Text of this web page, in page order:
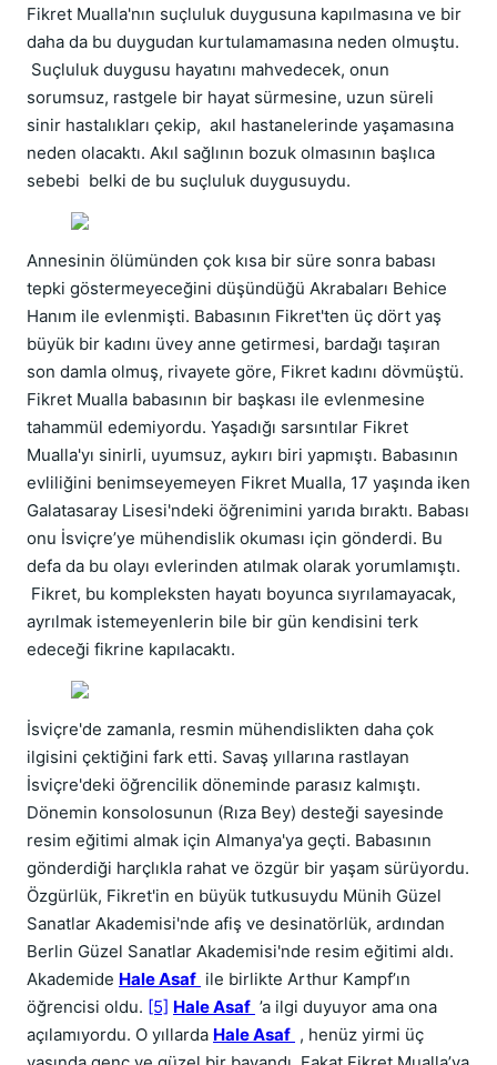
Fikret Mualla'nın suçluluk duygusuna kapılmasına ve bir
daha da bu duygudan kurtulamamasına neden olmuştu.
Suçluluk duygusu hayatını mahvedecek, onun
sorumsuz, rastgele bir hayat sürmesine, uzun süreli
sinir hastalıkları çekip, akıl hastanelerinde yaşamasına
neden olacaktı. Akıl sağlının bozuk olmasının başlıca
sebebi belki de bu suçluluk duygusuydu.
Annesinin ölümünden çok kısa bir süre sonra babası
tepki göstermeyeceğini düşündüğü Akrabaları Behice
Hanım ile evlenmişti. Babasının Fikret'ten üç dört yaş
büyük bir kadını üvey anne getirmesi, bardağı taşıran
son damla olmuş, rivayete göre, Fikret kadını dövmüştü.
Fikret Mualla babasının bir başkası ile evlenmesine
tahammül edemiyordu. Yaşadığı sarsıntılar Fikret
Mualla'yı sinirli, uyumsuz, aykırı biri yapmıştı. Babasının
evliliğini benimseyemeyen Fikret Mualla, 17 yaşında iken
Galatasaray Lisesi'ndeki öğrenimini yarıda bıraktı. Babası
onu İsviçre’ye mühendislik okuması için gönderdi. Bu
defa da bu olayı evlerinden atılmak olarak yorumlamıştı.
Fikret, bu kompleksten hayatı boyunca sıyrılamayacak,
ayrılmak istemeyenlerin bile bir gün kendisini terk
edeceği fikrine kapılacaktı.
İsviçre'de zamanla, resmin mühendislikten daha çok
ilgisini çektiğini fark etti. Savaş yıllarına rastlayan
İsviçre'deki öğrencilik döneminde parasız kalmıştı.
Dönemin konsolosunun (Rıza Bey) desteği sayesinde
resim eğitimi almak için Almanya'ya geçti. Babasının
gönderdiği harçlıkla rahat ve özgür bir yaşam sürüyordu.
Özgürlük, Fikret'in en büyük tutkusuydu Münih Güzel
Sanatlar Akademisi'nde afiş ve desinatörlük, ardından
Berlin Güzel Sanatlar Akademisi'nde resim eğitimi aldı.
Akademide Hale Asaf ile birlikte Arthur Kampf’ın
öğrencisi oldu. [5] Hale Asaf ’a ilgi duyuyor ama ona
açılamıyordu. O yıllarda Hale Asaf , henüz yirmi üç